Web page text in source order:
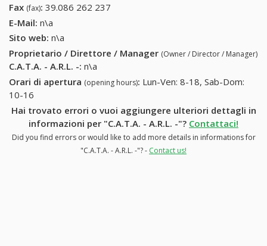
Fax (fax): 39.086 262 237
E-Mail: n\a
Sito web: n\a
Proprietario / Direttore / Manager (Owner / Director / Manager)
C.A.T.A. - A.R.L. -: n\a
Orari di apertura (opening hours): Lun-Ven: 8-18, Sab-Dom:
10-16
Hai trovato errori o vuoi aggiungere ulteriori dettagli in
informazioni per "C.A.T.A. - A.R.L. -"? Contattaci!
Did you find errors or would like to add more details in informations for
"C.A.T.A. - A.R.L. -"? - Contact us!